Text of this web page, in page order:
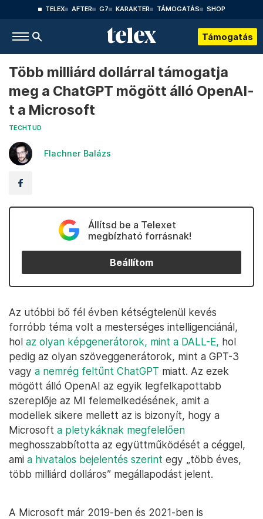
TELEX AFTER G7 KARAKTER TÁMOGATÁS SHOP
Támogatás
Több milliárd dollárral támogatja
meg a ChatGPT mögött álló OpenAI-
t a Microsoft
TECHTUD
Flachner Balázs
Állítsd be a Telexet
megbízható forrásnak!
Beállítom
Az utóbbi bő fél évben kétségtelenül kevés
forróbb téma volt a mesterséges intelligenciánál,
hol az olyan képgenerátorok, mint a DALL-E, hol
pedig az olyan szöveggenerátorok, mint a GPT-3
vagy a nemrég feltűnt ChatGPT miatt. Az ezek
mögött álló OpenAI az egyik legfelkapottabb
szereplője az MI felemelkedésének, amit a
modellek sikere mellett az is bizonyít, hogy a
Microsoft a pletykáknak megfelelően
meghosszabbította az együttműködését a céggel,
ami a hivatalos bejelentés szerint egy „több éves,
több milliárd dolláros” megállapodást jelent.
A Microsoft már 2019-ben és 2021-ben is